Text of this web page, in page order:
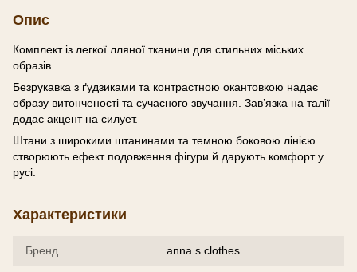
Опис
Комплект із легкої лляної тканини для стильних міських
образів.
Безрукавка з ґудзиками та контрастною окантовкою надає
образу витонченості та сучасного звучання. Зав’язка на талії
додає акцент на силует.
Штани з широкими штанинами та темною боковою лінією
створюють ефект подовження фігури й дарують комфорт у
русі.
Характеристики
Бренд anna.s.clothes